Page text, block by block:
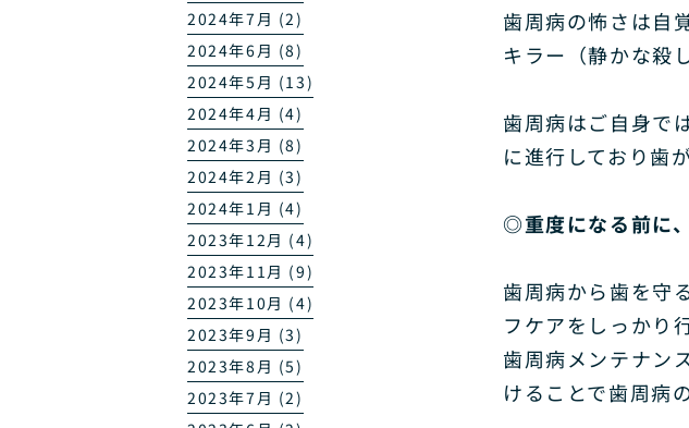
歯周病の怖さは自
キラー（静かな殺
歯周病はご自身で
に進行しており歯
◎重度になる前に
歯周病から歯を守
フケアをしっかり
歯周病メンテナン
けることで歯周病
2024年7月 (2)
2024年6月 (8)
2024年5月 (13)
2024年4月 (4)
2024年3月 (8)
2024年2月 (3)
2024年1月 (4)
2023年12月 (4)
2023年11月 (9)
2023年10月 (4)
2023年9月 (3)
2023年8月 (5)
2023年7月 (2)